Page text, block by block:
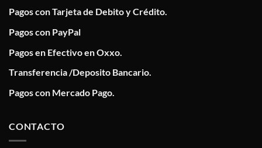
Pagos con Tarjeta de Debito y Crédito.
Pagos con PayPal
Pagos en Efectivo en Oxxo.
Transferencia /Deposito Bancario.
Pagos con Mercado Pago.
CONTACTO